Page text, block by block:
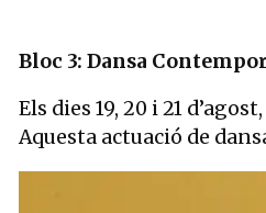
Bloc 3: Dansa
Els dies 19, 20 i 21
Aquesta actuació de